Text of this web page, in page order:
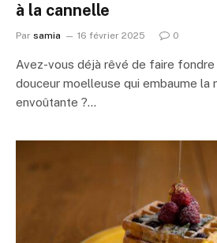
à la cannelle
Par samia 16 février 2025 0
Avez-vous déjà rêvé de faire
douceur moelleuse qui embaume la
envoûtante ?…